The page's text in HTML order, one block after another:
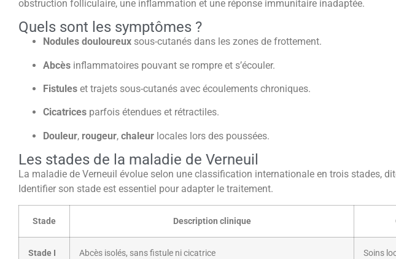
obstruction folliculaire, une inflammation et une réponse immunitaire inadaptée.
Quels sont les symptômes ?
Nodules douloureux sous-cutanés dans les zones de frottement.
Abcès inflammatoires pouvant se rompre et s’écouler.
Fistules et trajets sous-cutanés avec écoulements chroniques.
Cicatrices parfois étendues et rétractiles.
Douleur, rougeur, chaleur locales lors des poussées.
Les stades de la maladie de Verneuil
La maladie de Verneuil évolue selon une classification internationale en trois stades,
Identifier son stade est essentiel pour adapter le traitement.
Stade Description clinique
Stade I Abcès isolés, sans fistule ni cicatrice Soins